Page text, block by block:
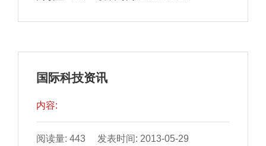
国际科技资讯
内容:
阅读量: 443 发表时间: 2013-05-29